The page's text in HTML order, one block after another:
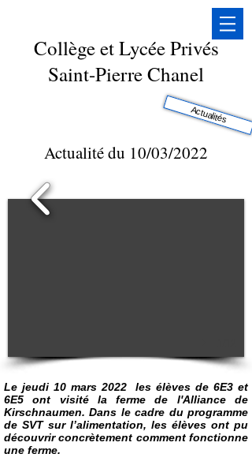
Collège et Lycée Privés
Saint-Pierre Chanel
Actualités
Actualité du 10/03/2022
Le jeudi 10 mars 2022 les élèves de 6E3 et
6E5 ont visité la ferme de l'Alliance de
Kirschnaumen. Dans le cadre du programme
de SVT sur l’alimentation, les élèves ont pu
découvrir concrètement comment fonctionne
une ferme.